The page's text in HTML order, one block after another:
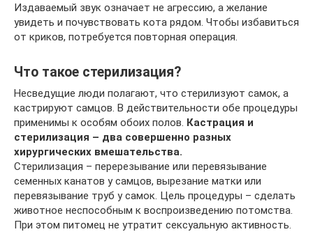
Издаваемый звук означает не агрессию, а желание
увидеть и почувствовать кота рядом. Чтобы избавиться
от криков, потребуется повторная операция.
Что такое стерилизация?
Несведущие люди полагают, что стерилизуют самок, а
кастрируют самцов. В действительности обе процедуры
применимы к особям обоих полов. Кастрация и
стерилизация – два совершенно разных
хирургических вмешательства.
Стерилизация – перерезывание или перевязывание
семенных канатов у самцов, вырезание матки или
перевязывание труб у самок. Цель процедуры – сделать
животное неспособным к воспроизведению потомства.
При этом питомец не утратит сексуальную активность.